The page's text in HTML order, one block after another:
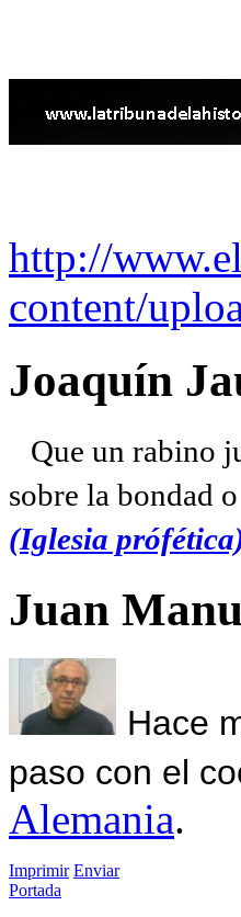
http://
content/
Joaquín
Que un rabino
sobre la bondad
(Iglesia
Juan
Hace
paso con el
Alemania.
Imprimir Enviar
Portada